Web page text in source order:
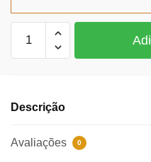
das
Descrição
Avaliações 0